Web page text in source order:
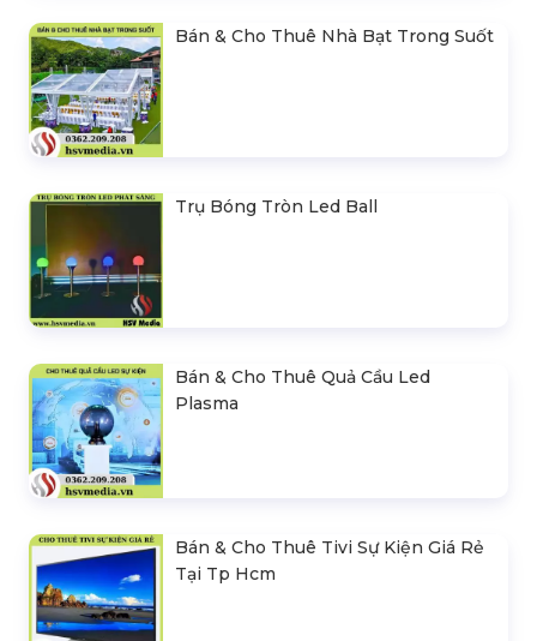
Bán & Cho Thuê Nhà Bạt Trong Suốt
Trụ Bóng Tròn Led Ball
Bán & Cho Thuê Quả Cầu Led
Plasma
Bán & Cho Thuê Tivi Sự Kiện Giá Rẻ
Tại Tp Hcm